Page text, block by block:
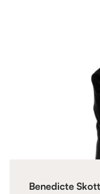
Benedicte Skott